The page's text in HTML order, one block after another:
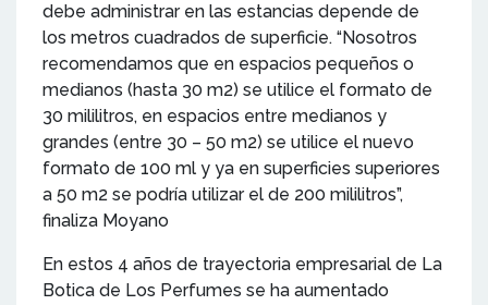
debe administrar en las estancias depende de
los metros cuadrados de superficie. “Nosotros
recomendamos que en espacios pequeños o
medianos (hasta 30 m2) se utilice el formato de
30 mililitros, en espacios entre medianos y
grandes (entre 30 – 50 m2) se utilice el nuevo
formato de 100 ml y ya en superficies superiores
a 50 m2 se podría utilizar el de 200 mililitros”,
finaliza Moyano
En estos 4 años de trayectoria empresarial de La
Botica de Los Perfumes se ha aumentado